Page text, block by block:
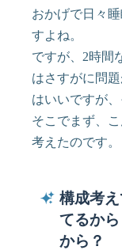
おかげで日々
すよね。
ですが、2時間
はさすがに問
はいいですが
そこでまず、
考えたのです。
構成考
てるか
から？